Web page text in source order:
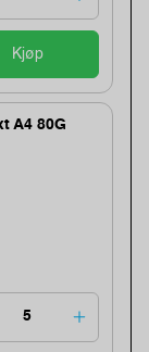
Kjøp
A4 80G